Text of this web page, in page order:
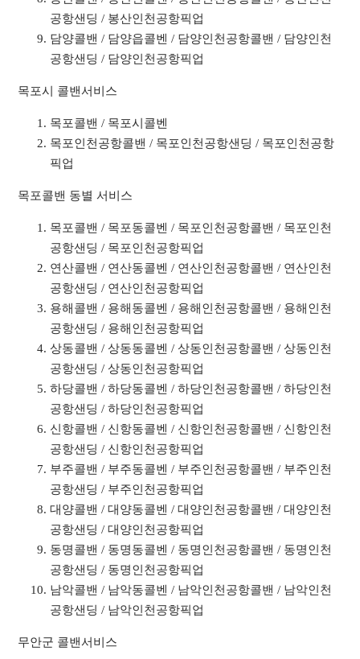
공항샌딩 / 봉산인천공항픽업
담양콜밴 / 담양읍콜벤 / 담양인천공항콜밴 / 담양인천
공항샌딩 / 담양인천공항픽업
목포시 콜밴서비스
목포콜밴 / 목포시콜벤
목포인천공항콜밴 / 목포인천공항샌딩 / 목포인천공항
픽업
목포콜밴 동별 서비스
목포콜밴 / 목포동콜벤 / 목포인천공항콜밴 / 목포인천
공항샌딩 / 목포인천공항픽업
연산콜밴 / 연산동콜벤 / 연산인천공항콜밴 / 연산인천
공항샌딩 / 연산인천공항픽업
용해콜밴 / 용해동콜벤 / 용해인천공항콜밴 / 용해인천
공항샌딩 / 용해인천공항픽업
상동콜밴 / 상동동콜벤 / 상동인천공항콜밴 / 상동인천
공항샌딩 / 상동인천공항픽업
하당콜밴 / 하당동콜벤 / 하당인천공항콜밴 / 하당인천
공항샌딩 / 하당인천공항픽업
신항콜밴 / 신항동콜벤 / 신항인천공항콜밴 / 신항인천
공항샌딩 / 신항인천공항픽업
부주콜밴 / 부주동콜벤 / 부주인천공항콜밴 / 부주인천
공항샌딩 / 부주인천공항픽업
대양콜밴 / 대양동콜벤 / 대양인천공항콜밴 / 대양인천
공항샌딩 / 대양인천공항픽업
동명콜밴 / 동명동콜벤 / 동명인천공항콜밴 / 동명인천
공항샌딩 / 동명인천공항픽업
남악콜밴 / 남악동콜벤 / 남악인천공항콜밴 / 남악인천
공항샌딩 / 남악인천공항픽업
무안군 콜밴서비스